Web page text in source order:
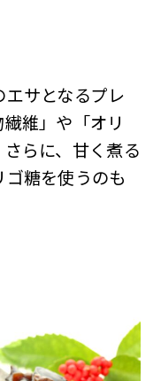
サとなるプレ
維」や「オリ
らに、甘く煮る
糖を使うのも